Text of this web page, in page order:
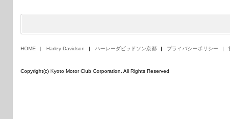
HOME Harley-Davidson ハーレーダビッドソン京都 プライバシーポリシー
Copyright(c) Kyoto Motor Club Corporation. All Rights Reserved